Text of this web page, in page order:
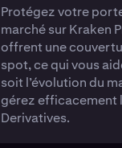
Protégez votre
marché sur Kraken
offrent une
spot, ce qui vous
soit l’évolution du
gérez efficacement
Derivatives.